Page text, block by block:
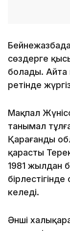
сөздерге
болады. Айта
ретінде
Мақпал
танымал
Қарағанды
қарасты
1981 жылдан
келеді.
Әнші